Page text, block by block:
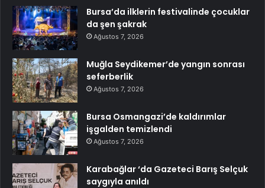
Bursa’da ilklerin festivalinde çocuklar
da şen şakrak
Ağustos 7, 2026
Muğla Seydikemer’de yangın sonrası
seferberlik
Ağustos 7, 2026
Bursa Osmangazi’de kaldırımlar
işgalden temizlendi
Ağustos 7, 2026
Karabağlar ‘da Gazeteci Barış Selçuk
saygıyla anıldı